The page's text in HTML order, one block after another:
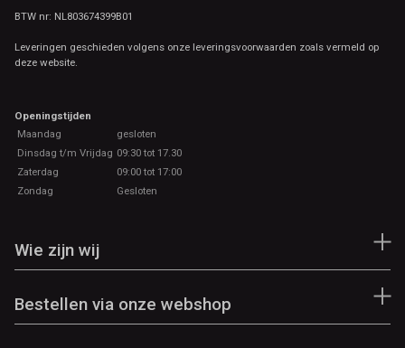
BTW nr: NL803674399B01
Leveringen geschieden volgens onze leveringsvoorwaarden zoals vermeld op
deze website.
Openingstijden
Maandag
gesloten
Dinsdag t/m Vrijdag 09:30 tot 17.30
Zaterdag
09:00 tot 17:00
Zondag
Gesloten
Wie zijn wij
Bestellen via onze webshop